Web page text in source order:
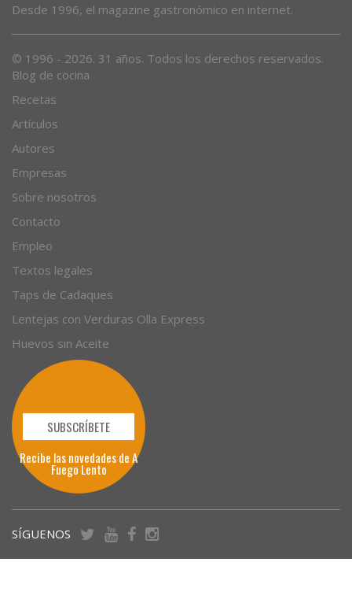
Desde 1996, el magazine gastronómico en internet.
© 1996 - 2026. 31 años. Todos los derechos reservados.
Blog de cocina
Recetas
Artículos
Autores
Empresas
Sobre nosotros
Contacto
Empleo
Textos legales
Taps de Cadaques
Lentejas con Verduras Olla Express
Huevos sin Aceite
SUBSCRÍBETE
Recibe las novedades de A
Fuego Lento
SÍGUENOS